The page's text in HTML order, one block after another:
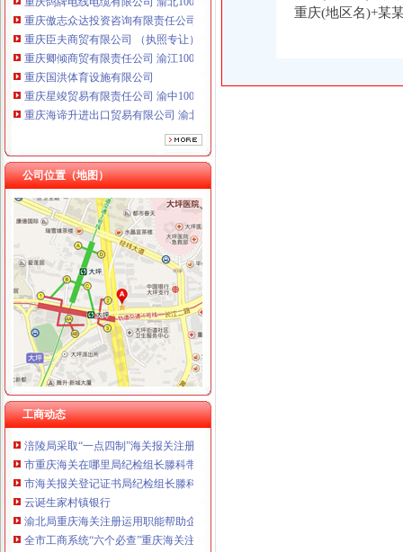
重庆傲志众达投资咨询有限责任公司 渝九1000万 （增资）
重庆臣夫商贸有限公司 （执照专让）
重庆卿倾商贸有限责任公司 渝江100万 （工商注册）
重庆国洪体育设施有限公司
重庆星竣贸易有限责任公司 渝中100万 （进出口权）
重庆海谛升进出口贸易有限公司 渝北100万 （进出口权）
重庆奕欣锦诚商贸有限公司 渝九50万 （工商注册）
重庆信同广告有限公司 渝沙50万 （工商注册）
重庆三虹房地产营销策划有限公司
重庆宝鹰汽车销售有限公司
公司位置（地图）
工商动态
工商动态
垫江县加微企补助资金监管
巫溪局从“五方面”重庆海关在哪里着力加纪检监察工作
巴南区工商分局海关报关注册登记证书牵头召开行政执法与刑事司法衔接工作
江津区召开微型企业协会成立大会
2010年全市海关报关登记证书地理标志助推农村经济发展显成效
市重庆海关注册登记工商局与市外经贸委建立外资登记审批合作机制
工商干校微型企业创业培训2011年第一期培训班顺利开班
涪陵局采取“一点四制”海关报关注册登记证书措施化“两法”衔接成效明显
市重庆海关在哪里局纪检组长滕科带队到双桥局开展考核考察工作
市海关报关登记证书局纪检组长滕科对璧山局提出六点工作要求
云诞生家村镇银行
渝北局重庆海关注册运用职能帮助企业融资八亿元
全市工商系统“六个必查”重庆海关注册登记筑牢食品安全监管防线
铜梁局重庆海关注册登记开拓微型企业发展新思路
重庆(地区名)+某